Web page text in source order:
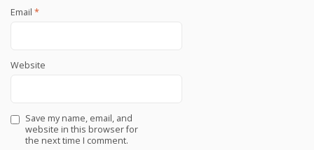
Email *
Website
Save my name, email, and
website in this browser for
the next time I comment.